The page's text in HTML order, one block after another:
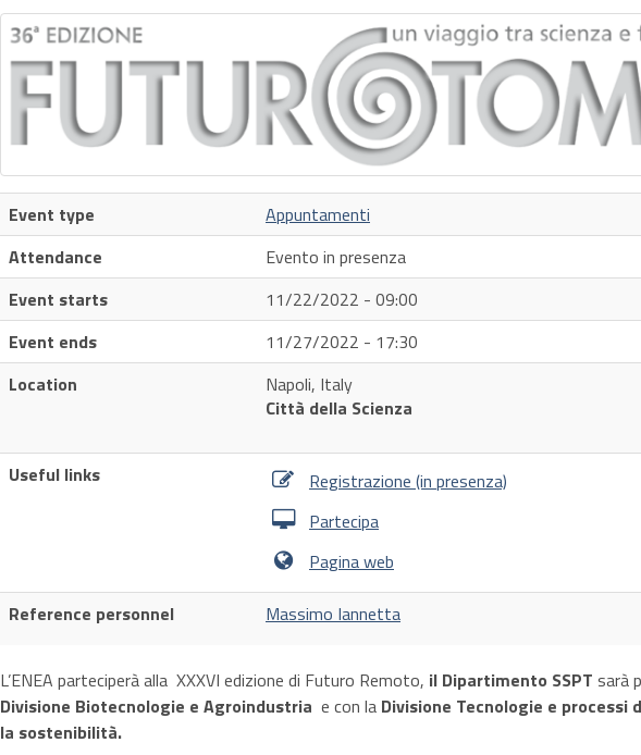
Event type
Appuntamenti
Attendance
Evento in presenza
Event starts
11/22/2022 - 09:00
Event ends
11/27/2022 - 17:30
Location
Napoli, Italy
Città della Scienza
Useful links
Registrazione (in presenza)
Partecipa
Pagina web
Reference personnel
Massimo Iannetta
L’ENEA parteciperà alla XXXVI edizione di Futuro Remoto, il Dipartimento SSPT sarà
Divisione Biotecnologie e Agroindustria e con la Divisione Tecnologie e processi
la sostenibilità.